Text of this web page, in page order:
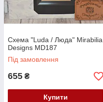
Схема "Luda / Люда" Mirabilia
Designs MD187
Під замовлення
655 ₴
Купити